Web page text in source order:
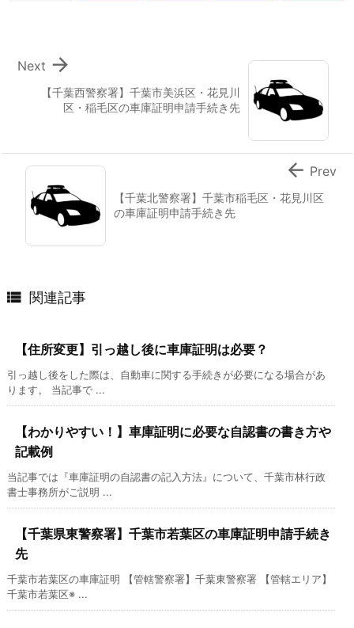
【千葉西警察署】千葉市美浜区・花見川
区・稲毛区の車庫証明申請手続き先

Next
【千葉北警察署】千葉市稲毛区・花見川区
の車庫証明申請手続き先
 Prev
 関連記事
【住所変更】引っ越し後に車庫証明は必要？
引っ越し後をした際は、自動車に関する手続きが必要になる場合があ
ります。 当記事で ...
【わかりやすい！】車庫証明に必要な自認書の書き方や
記載例
当記事では『車庫証明の自認書の記入方法』について、千葉市林行政
書士事務所がご説明 ...
【千葉県東警察署】千葉市若葉区の車庫証明申請手続き
先
千葉市若葉区の車庫証明 【管轄警察署】千葉東警察署 【管轄エリア】
千葉市若葉区※ ...